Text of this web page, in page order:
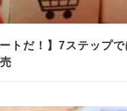
トだ！】7ステップ